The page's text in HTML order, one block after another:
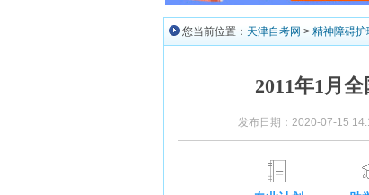
您当前位置： 天津自考网 > 精神障碍护
2011年1月
发布日期：2020-07-15